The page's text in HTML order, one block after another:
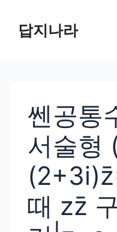
답지나라
쎈공통
서술형
때 zz̄